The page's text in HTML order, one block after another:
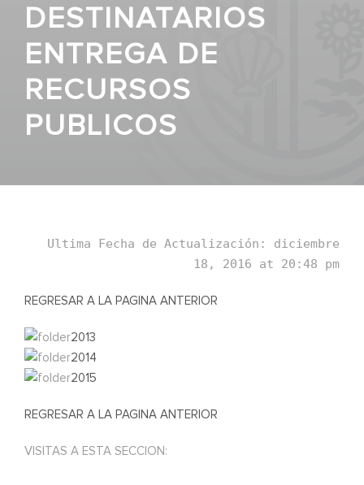
DESTINATARIOS
ENTREGA DE
RECURSOS
PUBLICOS
Ultima Fecha de Actualización: diciembre
18, 2016 at 20:48 pm
REGRESAR A LA PAGINA ANTERIOR
2013
2014
2015
REGRESAR A LA PAGINA ANTERIOR
VISITAS A ESTA SECCION: